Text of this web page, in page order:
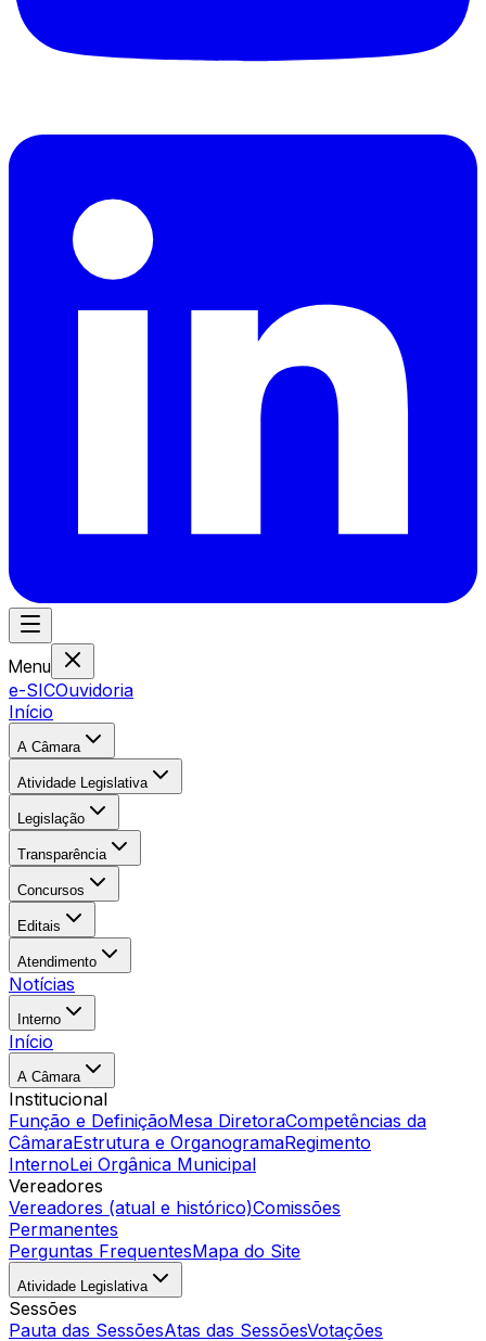
Menu
e-SICOuvidoria
Início
A Câmara
Atividade Legislativa
Legislação
Transparência
Concursos
Editais
Atendimento
Notícias
Interno
Início
A Câmara
Institucional
Função e DefiniçãoMesa DiretoraCompetências da
CâmaraEstrutura e OrganogramaRegimento
InternoLei Orgânica Municipal
Vereadores
Vereadores (atual e histórico)Comissões
Permanentes
Perguntas FrequentesMapa do Site
Atividade Legislativa
Sessões
Pauta das SessõesAtas das SessõesVotações